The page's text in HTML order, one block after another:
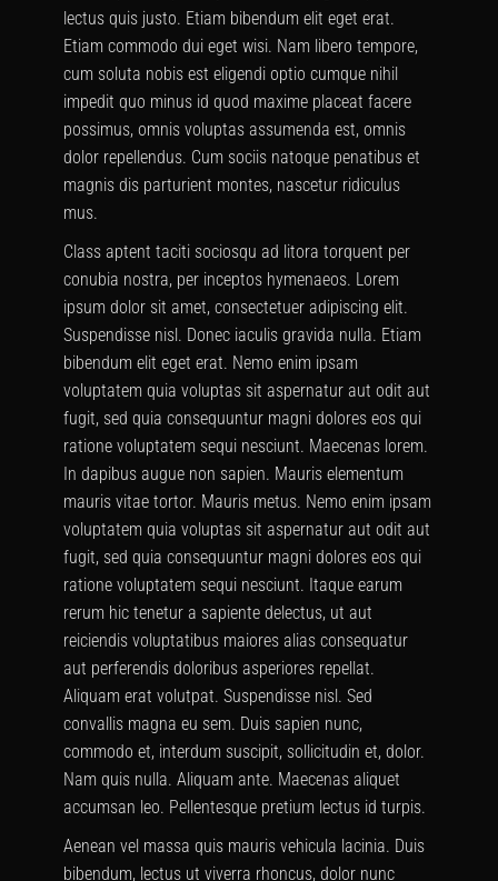
lectus quis justo. Etiam bibendum elit eget erat.
Etiam commodo dui eget wisi. Nam libero tempore,
cum soluta nobis est eligendi optio cumque nihil
impedit quo minus id quod maxime placeat facere
possimus, omnis voluptas assumenda est, omnis
dolor repellendus. Cum sociis natoque penatibus et
magnis dis parturient montes, nascetur ridiculus
mus.
Class aptent taciti sociosqu ad litora torquent per
conubia nostra, per inceptos hymenaeos. Lorem
ipsum dolor sit amet, consectetuer adipiscing elit.
Suspendisse nisl. Donec iaculis gravida nulla. Etiam
bibendum elit eget erat. Nemo enim ipsam
voluptatem quia voluptas sit aspernatur aut odit aut
fugit, sed quia consequuntur magni dolores eos qui
ratione voluptatem sequi nesciunt. Maecenas lorem.
In dapibus augue non sapien. Mauris elementum
mauris vitae tortor. Mauris metus. Nemo enim ipsam
voluptatem quia voluptas sit aspernatur aut odit aut
fugit, sed quia consequuntur magni dolores eos qui
ratione voluptatem sequi nesciunt. Itaque earum
rerum hic tenetur a sapiente delectus, ut aut
reiciendis voluptatibus maiores alias consequatur
aut perferendis doloribus asperiores repellat.
Aliquam erat volutpat. Suspendisse nisl. Sed
convallis magna eu sem. Duis sapien nunc,
commodo et, interdum suscipit, sollicitudin et, dolor.
Nam quis nulla. Aliquam ante. Maecenas aliquet
accumsan leo. Pellentesque pretium lectus id turpis.
Aenean vel massa quis mauris vehicula lacinia. Duis
bibendum, lectus ut viverra rhoncus, dolor nunc